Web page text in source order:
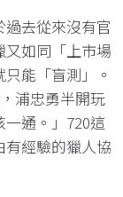
去從來沒有官
如同「上市場
能「盲測」。
浦忠勇半開玩
通。」720這
經驗的獵人協